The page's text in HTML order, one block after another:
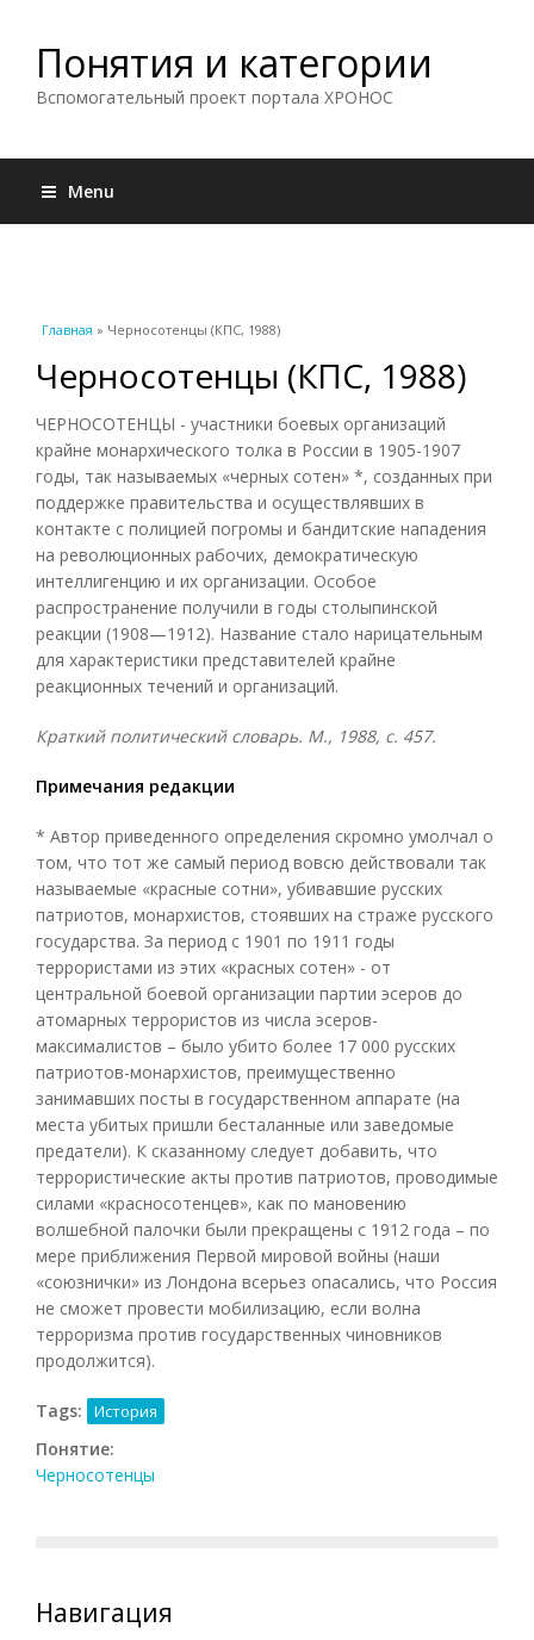
Понятия и категории
Вспомогательный проект портала ХРОНОС
Menu
Вы здесь
Главная » Черносотенцы (КПС, 1988)
Черносотенцы (КПС, 1988)
ЧЕРНОСОТЕНЦЫ - участники боевых организаций
крайне монархического толка в России в 1905-1907
годы, так называемых «черных сотен» *, созданных при
поддержке правительства и осуществлявших в
контакте с полицией погромы и бандитские нападения
на революционных рабочих, демократическую
интеллигенцию и их организации. Особое
распространение получили в годы столыпинской
реакции (1908—1912). Название стало нарицательным
для характеристики представителей крайне
реакционных течений и организаций.
Краткий политический словарь. М., 1988, с. 457.
Примечания редакции
* Автор приведенного определения скромно умолчал о
том, что тот же самый период вовсю действовали так
называемые «красные сотни», убивавшие русских
патриотов, монархистов, стоявших на страже русского
государства. За период с 1901 по 1911 годы
террористами из этих «красных сотен» - от
центральной боевой организации партии эсеров до
атомарных террористов из числа эсеров-
максималистов – было убито более 17 000 русских
патриотов-монархистов, преимущественно
занимавших посты в государственном аппарате (на
места убитых пришли бесталанные или заведомые
предатели). К сказанному следует добавить, что
террористические акты против патриотов, проводимые
силами «красносотенцев», как по мановению
волшебной палочки были прекращены с 1912 года – по
мере приближения Первой мировой войны (наши
«союзнички» из Лондона всерьез опасались, что Россия
не сможет провести мобилизацию, если волна
терроризма против государственных чиновников
продолжится).
Tags: История
Понятие:
Черносотенцы
Навигация